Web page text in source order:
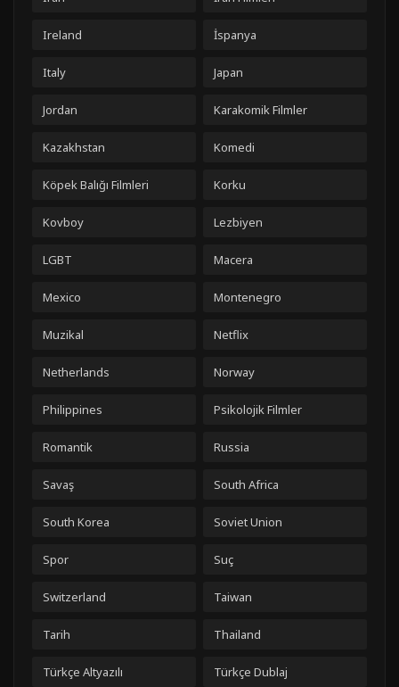
Ireland İspanya
Italy Japan
Jordan Karakomik Filmler
Kazakhstan Komedi
Köpek Balığı Filmleri Korku
Kovboy Lezbiyen
LGBT Macera
Mexico Montenegro
Muzikal Netflix
Netherlands Norway
Philippines Psikolojik Filmler
Romantik Russia
Savaş South Africa
South Korea Soviet Union
Spor Suç
Switzerland Taiwan
Tarih Thailand
Türkçe Altyazılı Türkçe Dublaj